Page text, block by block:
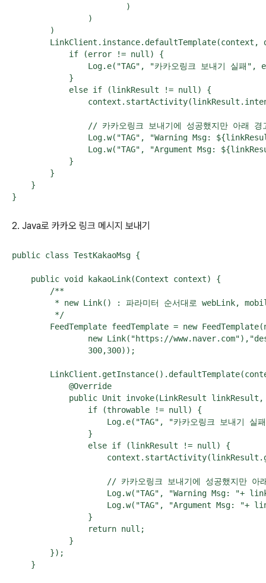
                        )
                )
        )
LinkClient.instance.defaultTemplate(context,
            if (error != null) {
Log.e("TAG", "카카오링크 보내기 실패",
            }
            else if (linkResult != null) {
// 카카오링크 보내기에 성공했지만 아래 경
Log.w("TAG", "Warning Msg:
Log.w("TAG", "Argument Msg:
            }
        }
    }
}
2. Java로 카카오 링크 메시지 보내기
public class TestKakaoMsg {
    public void kakaoLink(Context context) {
        /**
* new Link() : 파라미터 순서대로 webLink,
         */
FeedTemplate feedTemplate = new
new Link("https://
300,300));
            @Override
public Unit invoke(LinkResult
                if (throwable != null) {
Log.e("TAG", "카카오링크 보내기 실
                }
                else if (linkResult != null) {
// 카카오링크 보내기에 성공했지만 아
Log.w("TAG", "Warning Msg: "+
Log.w("TAG", "Argument Msg: "+
                }
                return null;
            }
        });
    }